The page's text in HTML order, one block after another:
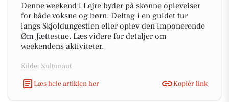
Denne weekend i Lejre byder på skønne oplevelser
for både voksne og børn. Deltag i en guidet tur
langs Skjoldungestien eller oplev den imponerende
Øm Jættestue. Læs videre for detaljer om
weekendens aktiviteter.
Kilde: Kultunaut
Læs hele artiklen her
Kopiér link